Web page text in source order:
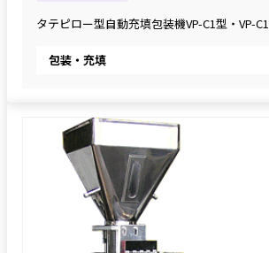
タテピロー型自動充填包装機VP-C1型・VP-
包装・充填